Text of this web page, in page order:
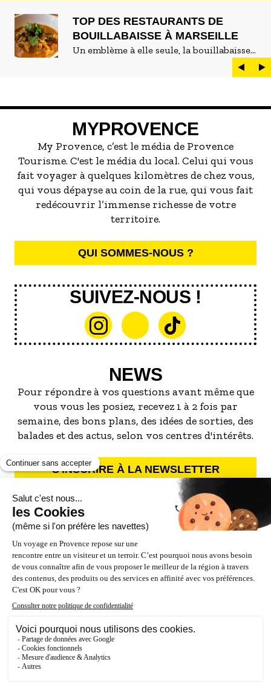
TOP DES RESTAURANTS DE
BOUILLABAISSE À MARSEILLE
Un emblème à elle seule, la bouillabaisse
est LE plat marseillais par excellence. On
peut d'ailleurs vite être submergé·e par la
servir la meilleure...
MYPROVENCE
My Provence, c’est le média de Provence
Tourisme. C'est le média du local. Celui qui vous
fait voyager à quelques kilomètres de chez vous,
qui vous dépayse au coin de la rue, qui vous fait
redécouvrir l’immense richesse de votre
territoire.
QUI SOMMES-NOUS ?
SUIVEZ-NOUS !
NEWS
Pour répondre à vos questions avant même que
vous vous les posiez, recevez 1 à 2 fois par
semaine, des bons plans, des idées de sorties, des
balades et des actus, selon vos centres d'intérêts.
S'INSCRIRE À LA NEWSLETTER
NOS PARTENAIRES
ESPACE PRO / PRESSE